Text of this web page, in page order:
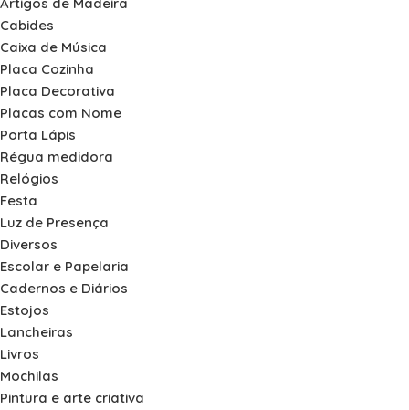
Cabides
Caixa de Música
Placa Cozinha
Placa Decorativa
Placas com Nome
Porta Lápis
Régua medidora
Relógios
Festa
Luz de Presença
Diversos
Escolar e Papelaria
Cadernos e Diários
Estojos
Lancheiras
Livros
Mochilas
Pintura e arte criativa